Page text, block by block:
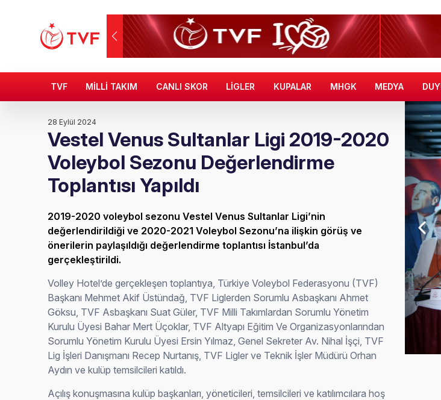
TVF MİLLİ TAKIM CANLI SKOR LİGLER KUPALAR MHGK MEDYA
28 Eylül 2024
Vestel Venus Sultanlar Ligi 2019-2020
Voleybol Sezonu Değerlendirme
Toplantısı Yapıldı
2019-2020 voleybol sezonu Vestel Venus Sultanlar Ligi’nin
değerlendirildiği ve 2020-2021 Voleybol Sezonu’na ilişkin görüş ve
önerilerin paylaşıldığı değerlendirme toplantısı İstanbul’da
gerçekleştirildi.
Volley Hotel’de gerçekleşen toplantıya, Türkiye Voleybol Federasyonu (TVF)
Başkanı Mehmet Akif Üstündağ, TVF Liglerden Sorumlu Asbaşkanı Ahmet
Göksu, TVF Asbaşkanı Suat Güler, TVF Milli Takımlardan Sorumlu Yönetim
Kurulu Üyesi Bahar Mert Üçoklar, TVF Altyapı Eğitim Ve Organizasyonlarından
Sorumlu Yönetim Kurulu Üyesi Ersin Yılmaz, Genel Sekreter Av. Nihal İşçi, TVF
Lig İşleri Danışmanı Recep Nurtanış, TVF Ligler ve Teknik İşler Müdürü Orhan
Aydın ve kulüp temsilcileri katıldı.
Açılış konuşmasına kulüp başkanları, yöneticileri, temsilcileri ve katılımcılara hoş